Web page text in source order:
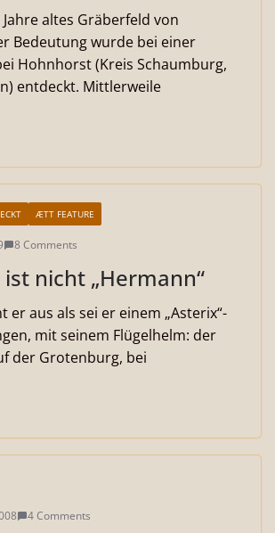
altes Gräberfeld von
Bedeutung wurde bei einer
Hohnhorst (Kreis Schaumburg,
entdeckt. Mittlerweile
ÆTT FEATURE
8 Comments
nicht „Hermann“
er aus als sei er einem „Asterix“-
mit seinem Flügelhelm: der
der Grotenburg, bei
4 Comments